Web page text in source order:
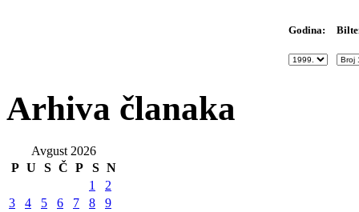
Godina:
Arhiva članaka
Avgust 2026
P U S Č P S N
1
2
3
4 5 6 7 8
9